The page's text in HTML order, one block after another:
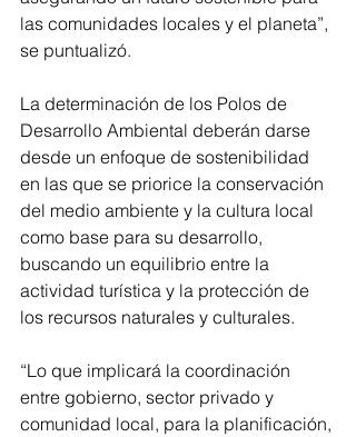
las comunidades locales y el planeta”,
se puntualizó.
La determinación de los Polos de
Desarrollo Ambiental deberán darse
desde un enfoque de sostenibilidad
en las que se priorice la conservación
del medio ambiente y la cultura local
como base para su desarrollo,
buscando un equilibrio entre la
actividad turística y la protección de
los recursos naturales y culturales.
“Lo que implicará la coordinación
entre gobierno, sector privado y
comunidad local, para la planificación,